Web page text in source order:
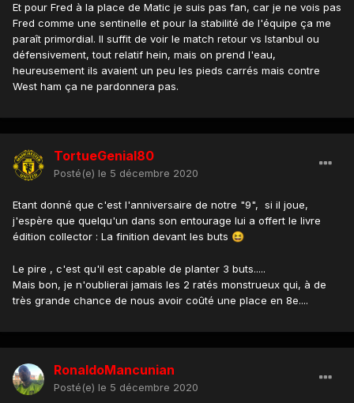
Et pour Fred à la place de Matic je suis pas fan, car je ne vois pas
Fred comme une sentinelle et pour la stabilité de l'équipe ça me
paraît primordial. Il suffit de voir le match retour vs Istanbul ou
défensivement, tout relatif hein, mais on prend l'eau,
heureusement ils avaient un peu les pieds carrés mais contre
West ham ça ne pardonnera pas.
TortueGenial80
Posté(e) le 5 décembre 2020
Etant donné que c'est l'anniversaire de notre "9", si il joue,
j'espère que quelqu'un dans son entourage lui a offert le livre
édition collector : La finition devant les buts 😆
Le pire , c'est qu'il est capable de planter 3 buts.....
Mais bon, je n'oublierai jamais les 2 ratés monstrueux qui, à de
très grande chance de nous avoir coûté une place en 8e....
RonaldoMancunian
Posté(e) le 5 décembre 2020